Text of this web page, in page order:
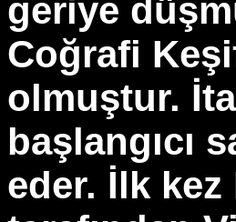
geriye
Coğrafi
olmuştur.
başlangıcı
eder. İlk